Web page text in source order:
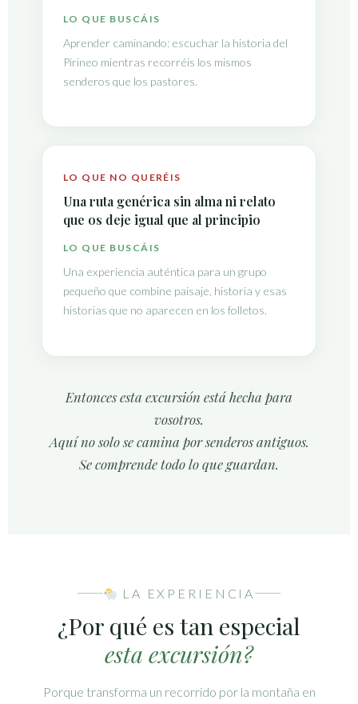
LO QUE BUSCÁIS
Aprender caminando: escuchar la historia del
Pirineo mientras recorréis los mismos
senderos que los pastores.
LO QUE NO QUERÉIS
Una ruta genérica sin alma ni relato
que os deje igual que al principio
LO QUE BUSCÁIS
Una experiencia auténtica para un grupo
pequeño que combine paisaje, historia y esas
historias que no aparecen en los folletos.
Entonces esta excursión está hecha para
vosotros.
Aquí no solo se camina por senderos antiguos.
Se comprende todo lo que guardan.
LA EXPERIENCIA
¿Por qué es tan especial
esta excursión?
Porque transforma un recorrido por la montaña en